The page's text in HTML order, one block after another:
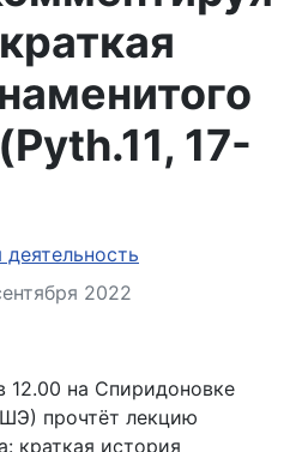
17-
деятельность
2022
12.00 на Спиридоновке
прочтёт лекцию
краткая история